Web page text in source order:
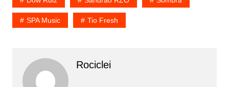
SPA Music Tio Fresh
Rociclei